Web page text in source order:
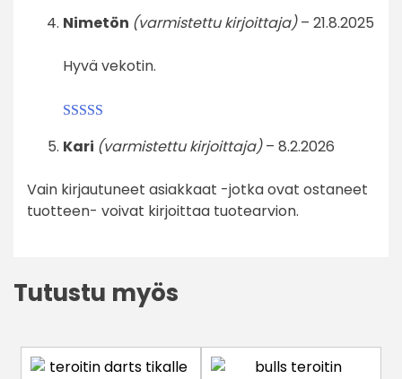
tuotteesta:
Nimetön (varmistettu kirjoittaja) – 21.8.2025
Hyvä vekotin.
tuotteesta:
Kari (varmistettu kirjoittaja) – 8.2.2026
Vain kirjautuneet asiakkaat -jotka ovat ostaneet
tuotteen- voivat kirjoittaa tuotearvion.
Tutustu myös